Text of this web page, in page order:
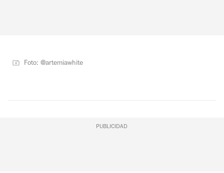
Foto: @artemiawhite
PUBLICIDAD